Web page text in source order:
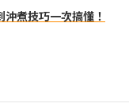
煮技巧一次搞懂！